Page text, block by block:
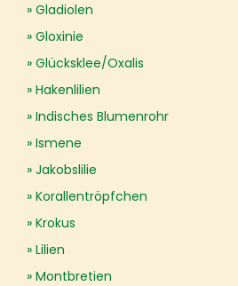
Gladiolen
Gloxinie
Glücksklee/Oxalis
Hakenlilien
Indisches Blumenrohr
Ismene
Jakobslilie
Korallentröpfchen
Krokus
Lilien
Montbretien